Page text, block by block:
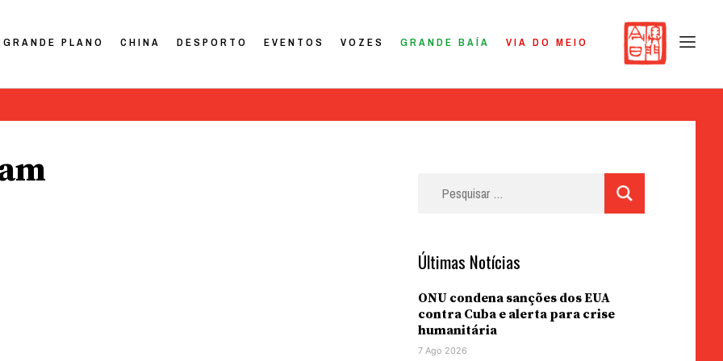
GRANDE PLANO CHINA DESPORTO EVENTOS VOZES GRANDE BAÍA VIA DO MEIO
Últimas Notícias
ONU condena sanções dos EUA
contra Cuba e alerta para crise
humanitária
7 Ago 2026